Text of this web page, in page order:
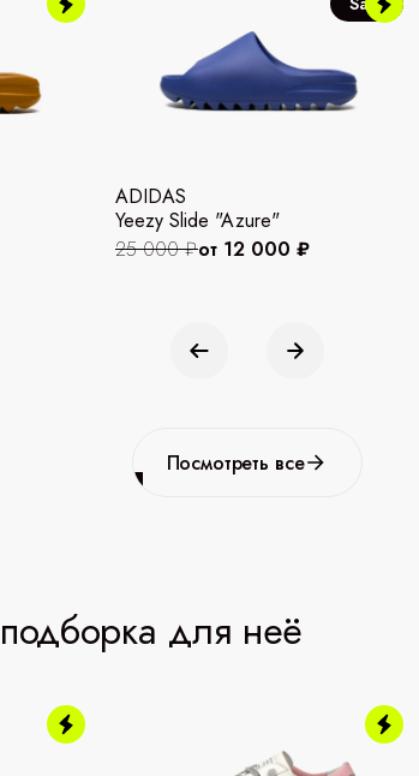
ADIDAS
Yeezy Slide "Azure"
25 000 ₽от 12 000 ₽
Посмотреть все
для неё